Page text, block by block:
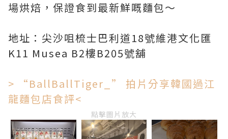
場烘焙，保證食到最新鮮嘅麵包～
地址：尖沙咀梳士巴利道18號維港文化匯
K11 Musea B2樓B205號舖
> “BallBallTiger_” 拍片分享韓國過江
龍麵包店食評<
點擊圖片放大